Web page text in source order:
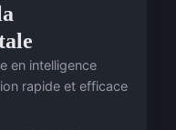
en intelligence
rapide et efficace